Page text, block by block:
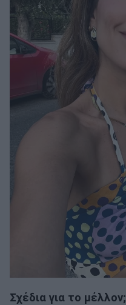
Σχέδια για το μέλλον;